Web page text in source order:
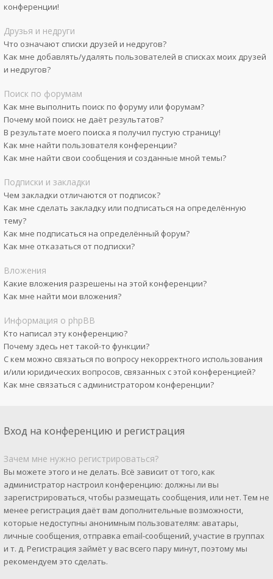
конференции!
Друзья и недруги
Что означают списки друзей и недругов?
Как мне добавлять/удалять пользователей в списках моих друзей
и недругов?
Поиск по форумам
Как мне выполнить поиск по форуму или форумам?
Почему мой поиск не даёт результатов?
В результате моего поиска я получил пустую страницу!
Как мне найти пользователя конференции?
Как мне найти свои сообщения и созданные мной темы?
Подписки и закладки
Чем закладки отличаются от подписок?
Как мне сделать закладку или подписаться на определённую
тему?
Как мне подписаться на определённый форум?
Как мне отказаться от подписки?
Вложения
Какие вложения разрешены на этой конференции?
Как мне найти мои вложения?
Информация о phpBB
Кто написал эту конференцию?
Почему здесь нет такой-то функции?
С кем можно связаться по вопросу некорректного использования
и/или юридических вопросов, связанных с этой конференцией?
Как мне связаться с администратором конференции?
Вход на конференцию и регистрация
Зачем мне нужно регистрироваться?
Вы можете этого и не делать. Всё зависит от того, как
администратор настроил конференцию: должны ли вы
зарегистрироваться, чтобы размещать сообщения, или нет. Тем не
менее регистрация даёт вам дополнительные возможности,
которые недоступны анонимным пользователям: аватары,
личные сообщения, отправка email-сообщений, участие в группах
и т. д. Регистрация займёт у вас всего пару минут, поэтому мы
рекомендуем это сделать.